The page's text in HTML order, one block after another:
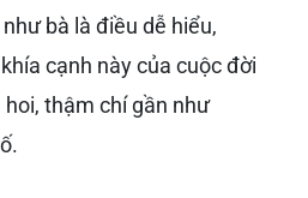
bà là điều dễ hiểu,
cạnh này của cuộc đời
thậm chí gần như